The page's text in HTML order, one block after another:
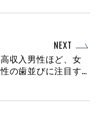
NEXT
高収入男性ほど、女
性の歯並びに注目す